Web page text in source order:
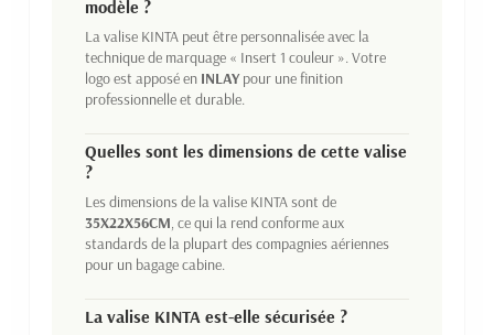
modèle ?
La valise KINTA peut être personnalisée avec la
technique de marquage « Insert 1 couleur ». Votre
logo est apposé en INLAYpour une finition
professionnelle et durable.
Quelles sont les dimensions de cette valise
?
Les dimensions de la valise KINTA sont de
35X22X56CM, ce qui la rend conforme aux
standards de la plupart des compagnies aériennes
pour un bagage cabine.
La valise KINTA est-elle sécurisée ?